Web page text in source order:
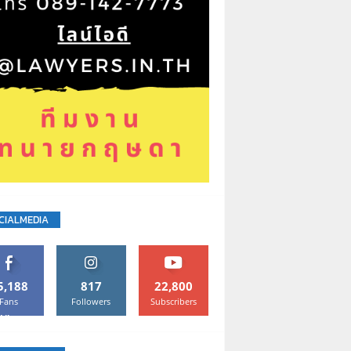
Fans
Like
817
Followers
22,800
Subscribers